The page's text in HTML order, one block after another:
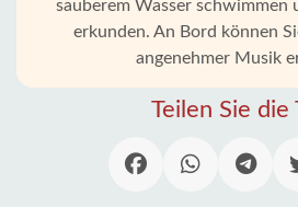
Türkler
Dörfer
sauberem Wasser schwimmen
erkunden. An Bord können
angenehmer Musik
Teilen Sie die